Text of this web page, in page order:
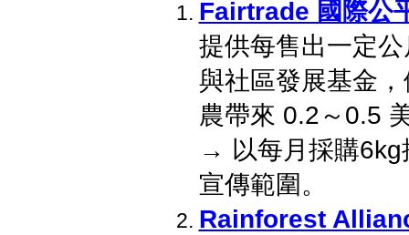
Fairtrade 國際公
提供每售出一定
與社區發展基金
農帶來 0.2～0.5
→ 以每月採購6kg
宣傳範圍。
Rainforest